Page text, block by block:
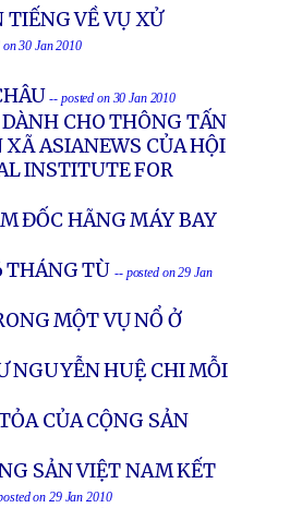
TIẾNG VỀ VỤ XỬ
on 30 Jan 2010
-- posted on 30 Jan 2010
CHO THÔNG TẤN
ASIANEWS CỦA HỘI
INSTITUTE FOR
ĐỐC HÃNG MÁY BAY
THÁNG TÙ -- posted on 29 Jan
MỘT VỤ NỔ Ở
NGUYỄN HUỆ CHI MỖI
CỦA CỘNG SẢN
SẢN VIỆT NAM KẾT
on 29 Jan 2010